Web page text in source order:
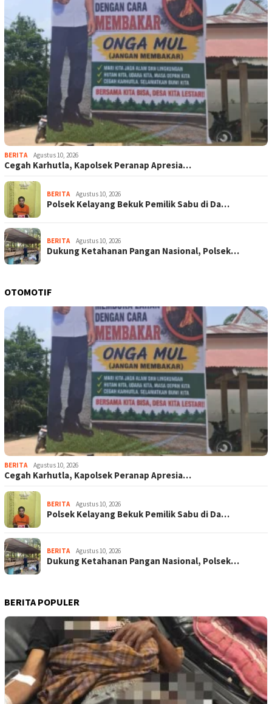
BERITA Agustus 10, 2026
Cegah Karhutla, Kapolsek Peranap Apresia…
BERITA Agustus 10, 2026
Polsek Kelayang Bekuk Pemilik Sabu di Da…
BERITA Agustus 10, 2026
Dukung Ketahanan Pangan Nasional, Polsek…
OTOMOTIF
BERITA Agustus 10, 2026
Cegah Karhutla, Kapolsek Peranap Apresia…
BERITA Agustus 10, 2026
Polsek Kelayang Bekuk Pemilik Sabu di Da…
BERITA Agustus 10, 2026
Dukung Ketahanan Pangan Nasional, Polsek…
BERITA POPULER